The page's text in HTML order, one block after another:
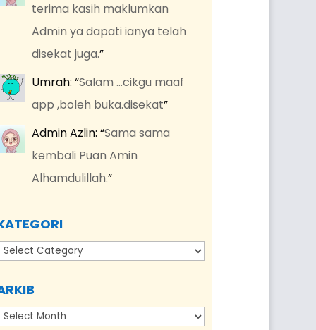
terima kasih maklumkan
Admin ya dapati ianya telah
disekat juga.”
Umrah: “Salam …cikgu maaf
app ,boleh buka.disekat”
Admin Azlin: “Sama sama
kembali Puan Amin
Alhamdulillah.”